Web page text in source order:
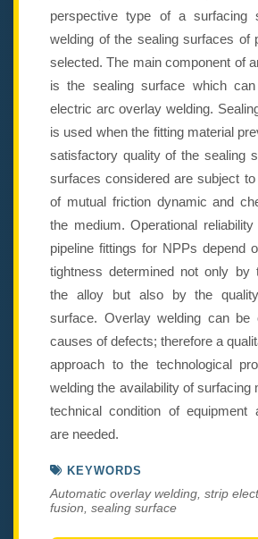
perspective type of a surfacing
welding of the sealing surfaces of
selected. The main component of
is the sealing surface which
electric arc overlay welding.
is used when the fitting material
satisfactory quality of the sealing
surfaces considered are subject
of mutual friction dynamic and
the medium. Operational
pipeline fittings for NPPs depend
tightness determined not only by
the alloy but also by the
surface. Overlay welding can be
causes of defects; therefore a
approach to the technological
welding the availability of surfacing
technical condition of equipment
are needed.
KEYWORDS
Automatic overlay welding, strip
fusion, sealing surface